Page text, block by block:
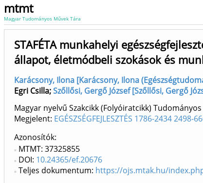
mtmt
Magyar Tudományos Művek Tára
STAFÉTA munkahelyi
állapot, életmódbeli szokások és
Karácsony, Ilona [Karácsony, Ilona
Egri Csilla;Szőllősi, Gergő József [Szőllősi, Gergő
Magyar nyelvű Szakcikk (Folyóiratcikk) Tudományos
Megjelent: EGÉSZSÉGFEJLESZTÉS 1786-2434 2498-
Azonosítók
MTMT: 37325855
DOI: 10.24365/ef.20676
Teljes dokumentum: https://ojs.mtak.hu/